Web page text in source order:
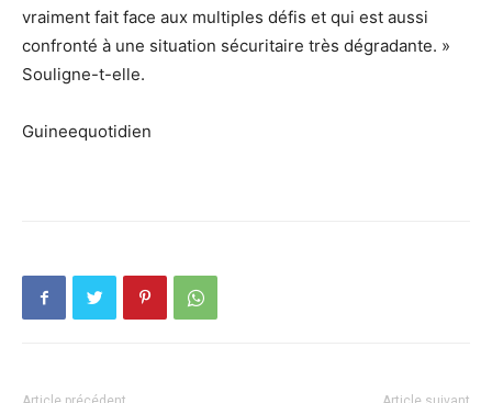
vraiment fait face aux multiples défis et qui est aussi
confronté à une situation sécuritaire très dégradante. »
Souligne-t-elle.
Guineequotidien